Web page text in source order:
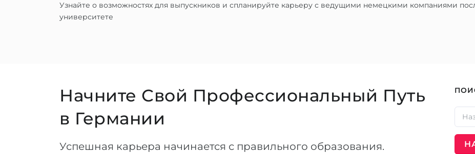
Узнайте о возможностях для выпускников и спланируйте карьеру с ведущими немецкими компаниями
университете
Начните Свой Профессиональный Путь
в Германии
Успешная карьера начинается с правильного образования.